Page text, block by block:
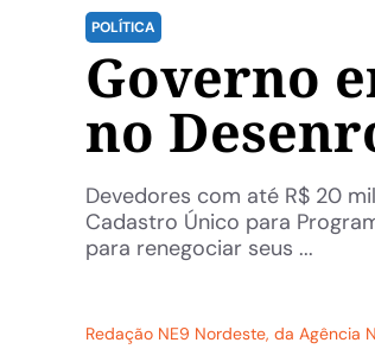
POLÍTICA
Governo
no
Devedores com até R$ 20
Cadastro Único para
para renegociar seus ...
Redação NE9 Nordeste, da Agência